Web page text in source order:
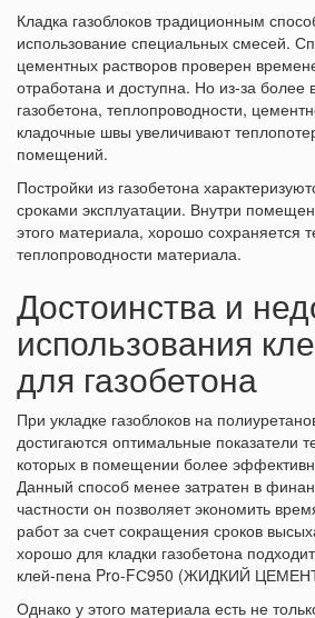
Кладка газоблоков традиционным
использование специальных смесей.
цементных растворов проверен
отработана и доступна. Но из-за более
газобетона, теплопроводности,
кладочные швы увеличивают
помещений.
Постройки из газобетона
сроками эксплуатации. Внутри
этого материала, хорошо сохраняется
теплопроводности материала.
Достоинства и
использования
для газобетона
При укладке газоблоков на
достигаются оптимальные показатели
которых в помещении более
Данный способ менее затратен в
частности он позволяет экономить
работ за счет сокращения сроков
хорошо для кладки газобетона
клей-пена Pro-FС950 (ЖИДКИЙ
Однако у этого материала есть не